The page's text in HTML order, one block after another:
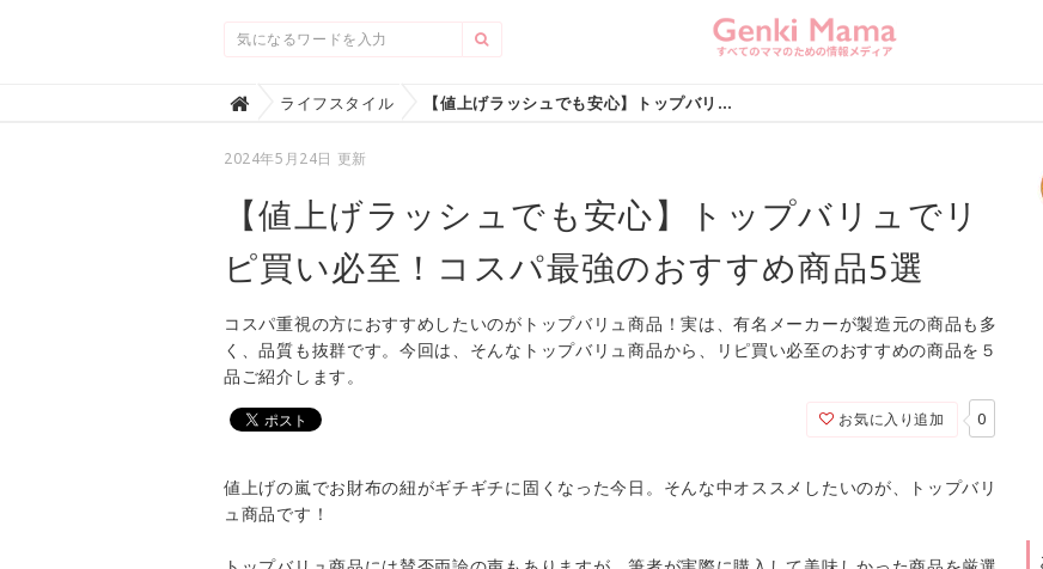
Homeライフスタイル 【値上げラッシュでも安心】トップバリュでリピ買い必至！コスパ最強のおすすめ商品5選
2024年5月24日 更新
【値上げラッシュでも安心】トップバリュでリ
ピ買い必至！コスパ最強のおすすめ商品5選
コスパ重視の方におすすめしたいのがトップバリュ商品！実は、有名メーカーが製造元の商品も多
く、品質も抜群です。今回は、そんなトップバリュ商品から、リピ買い必至のおすすめの商品を５
品ご紹介します。
お気に入り追加 0
値上げの嵐でお財布の紐がギチギチに固くなった今日。そんな中オススメしたいのが、トップバリ
ュ商品です！